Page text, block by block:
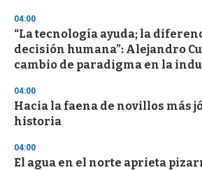
04:00
“La tecnología ayuda; la
decisión humana”: Alejandro
cambio de paradigma en la
04:00
Hacia la faena de novillos más
historia
04:00
El agua en el norte aprieta